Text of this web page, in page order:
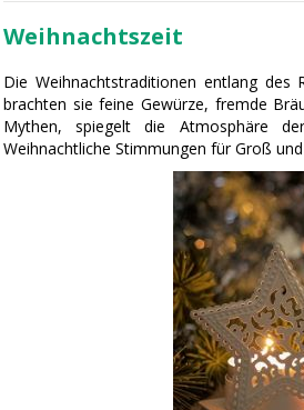
Weihnachtszeit
Die Weihnachtstraditionen entlang des
brachten sie feine Gewürze, fremde
Mythen, spiegelt die Atmosphäre
Weihnachtliche Stimmungen für Groß